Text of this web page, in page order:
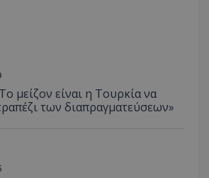
μείζον είναι η Τουρκία να
των διαπραγματεύσεων»